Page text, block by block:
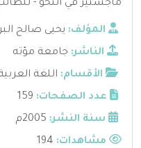
ماجستير في النحو -
المؤلف: يحيى صالح
الناشر: جامعة مؤته
الأقسام: اللغة
عدد الصفحات: 159
سنة النشر: 2005م
مشاهدات: